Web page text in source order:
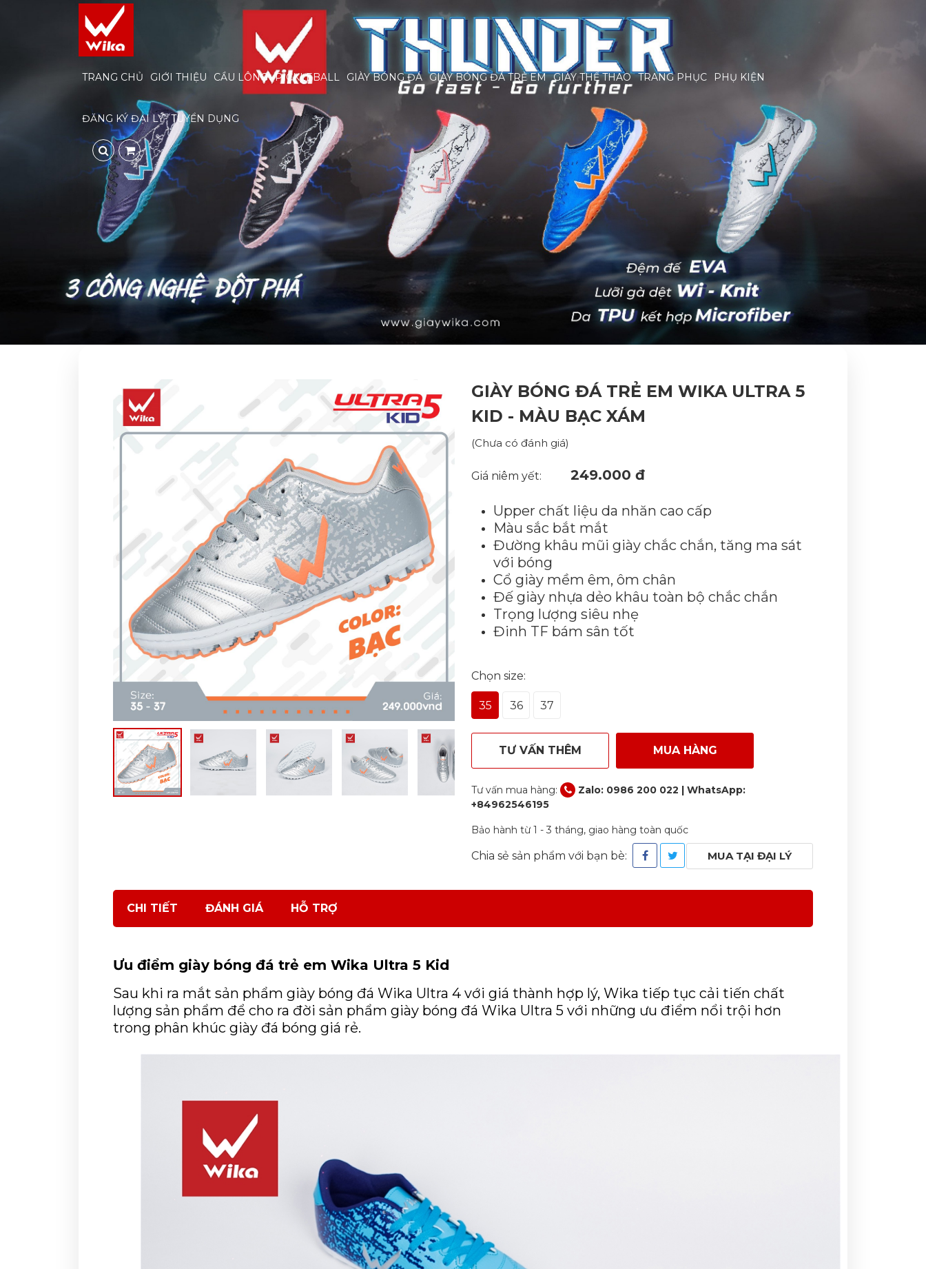
TRANG CHỦ GIỚI THIỆU CẦU LÔNG PICKLEBALL GIÀY BÓNG ĐÁ GIÀY BÓNG ĐÁ TRẺ EM GIÀY THỂ THAO TRANG PHỤC PHỤ KIỆN
ĐĂNG KÝ ĐẠI LÝ TUYỂN DỤNG
GIÀY BÓNG ĐÁ TRẺ EM WIKA ULTRA 5
KID - MÀU BẠC XÁM
(Chưa có đánh giá)
Giá niêm yết: 249.000 đ
Upper chất liệu da nhăn cao cấp
Màu sắc bắt mắt
Đường khâu mũi giày chắc chắn, tăng ma sát
với bóng
Cổ giày mềm êm, ôm chân
Đế giày nhựa dẻo khâu toàn bộ chắc chắn
Trọng lượng siêu nhẹ
Đinh TF bám sân tốt
Chọn size:
35 36 37
TƯ VẤN THÊM MUA HÀNG
Tư vấn mua hàng:
Zalo: 0986 200 022 | WhatsApp:
+84962546195
Bảo hành từ 1 - 3 tháng, giao hàng toàn quốc
Chia sẻ sản phẩm với bạn bè: MUA TẠI ĐẠI LÝ
CHI TIẾT ĐÁNH GIÁ HỖ TRỢ
Ưu điểm giày bóng đá trẻ em Wika Ultra 5 Kid
Sau khi ra mắt sản phẩm giày bóng đá Wika Ultra 4 với giá thành hợp lý, Wika tiếp tục cải tiến chất
lượng sản phẩm để cho ra đời sản phẩm giày bóng đá Wika Ultra 5 với những ưu điểm nổi trội hơn
trong phân khúc giày đá bóng giá rẻ.